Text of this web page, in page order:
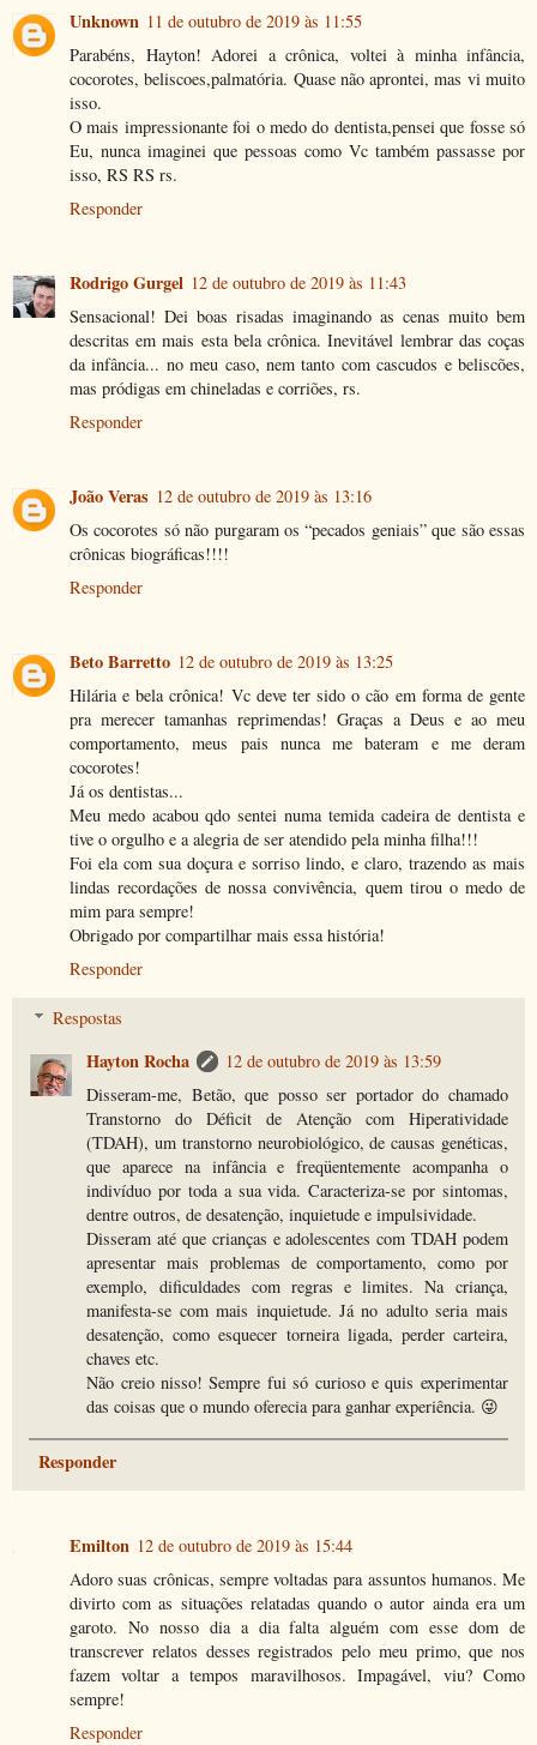
Unknown 11 de outubro de 2019 às 11:55
Parabéns, Hayton! Adorei a crônica, voltei à minha infância,
cocorotes, beliscoes,palmatória. Quase não aprontei, mas vi muito
isso.
O mais impressionante foi o medo do dentista,pensei que fosse só
Eu, nunca imaginei que pessoas como Vc também passasse por
isso, RS RS rs.
Responder
Rodrigo Gurgel 12 de outubro de 2019 às 11:43
Sensacional! Dei boas risadas imaginando as cenas muito bem
descritas em mais esta bela crônica. Inevitável lembrar das coças
da infância... no meu caso, nem tanto com cascudos e beliscões,
mas pródigas em chineladas e corriões, rs.
Responder
João Veras 12 de outubro de 2019 às 13:16
Os cocorotes só não purgaram os “pecados geniais” que são essas
crônicas biográficas!!!!
Responder
Beto Barretto 12 de outubro de 2019 às 13:25
Hilária e bela crônica! Vc deve ter sido o cão em forma de gente
pra merecer tamanhas reprimendas! Graças a Deus e ao meu
comportamento, meus pais nunca me bateram e me deram
cocorotes!
Já os dentistas...
Meu medo acabou qdo sentei numa temida cadeira de dentista e
tive o orgulho e a alegria de ser atendido pela minha filha!!!
Foi ela com sua doçura e sorriso lindo, e claro, trazendo as mais
lindas recordações de nossa convivência, quem tirou o medo de
mim para sempre!
Obrigado por compartilhar mais essa história!
Responder
Respostas
Hayton Rocha
12 de outubro de 2019 às 13:59
Disseram-me, Betão, que posso ser portador do chamado
Transtorno do Déficit de Atenção com Hiperatividade
(TDAH), um transtorno neurobiológico, de causas genéticas,
que aparece na infância e freqüentemente acompanha o
indivíduo por toda a sua vida. Caracteriza-se por sintomas,
dentre outros, de desatenção, inquietude e impulsividade.
Disseram até que crianças e adolescentes com TDAH podem
apresentar mais problemas de comportamento, como por
exemplo, dificuldades com regras e limites. Na criança,
manifesta-se com mais inquietude. Já no adulto seria mais
desatenção, como esquecer torneira ligada, perder carteira,
chaves etc.
Não creio nisso! Sempre fui só curioso e quis experimentar
das coisas que o mundo oferecia para ganhar experiência. 😜
Responder
Emilton 12 de outubro de 2019 às 15:44
Adoro suas crônicas, sempre voltadas para assuntos humanos. Me
divirto com as situações relatadas quando o autor ainda era um
garoto. No nosso dia a dia falta alguém com esse dom de
transcrever relatos desses registrados pelo meu primo, que nos
fazem voltar a tempos maravilhosos. Impagável, viu? Como
sempre!
Responder